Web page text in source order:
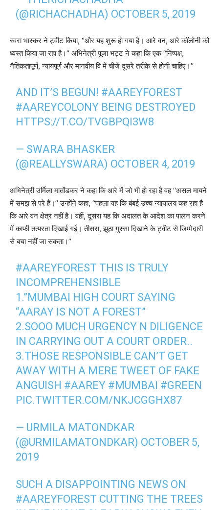
(@RICHACHADHA) OCTOBER 5, 2019
स्वरा भास्कर ने ट्वीट किया, ‘‘और यह शुरू हो गया है। आरे वन, आरे कॉलोनी को
ध्वस्त किया जा रहा है।’’ अभिनेत्री पूजा भट्ट ने कहा कि एक ‘‘निष्पक्ष,
नैतिकतापूर्ण, न्यायपूर्ण और मानवीय वि में चीजें दूसरे तरीके से होनी चाहिए।’’
AND IT’S BEGUN! #AAREYFOREST
#AAREYCOLONY BEING DESTROYED
HTTPS://T.CO/TVGBPQI3W8
— SWARA BHASKER
(@REALLYSWARA) OCTOBER 4, 2019
अभिनेत्री उर्मिला मातोंडकर ने कहा कि आरे में जो भी हो रहा है वह ‘‘असल मायने
में समझ से परे हैं।’’ उन्होंने कहा, ‘‘पहला यह कि बंबई उच्च न्यायालय कह रहा है
कि आरे वन क्षेत्र नहीं है। वहीं, दूसरा यह कि अदालत के आदेश का पालन करने
में काफी तत्परता दिखाई गई। तीसरा, झूठा गुस्सा दिखाने के ट्वीट से जिम्मेदारी
से बचा नहीं जा सकता।’’
#AAREYFOREST THIS IS TRULY
INCOMPREHENSIBLE
1.”MUMBAI HIGH COURT SAYING
“AARAY IS NOT A FOREST”
2.SOOO MUCH URGENCY N DILIGENCE
IN CARRYING OUT A COURT ORDER..
3.THOSE RESPONSIBLE CAN’T GET
AWAY WITH A MERE TWEET OF FAKE
ANGUISH #AAREY #MUMBAI #GREEN
PIC.TWITTER.COM/NKJCGGHX87
— URMILA MATONDKAR
(@URMILAMATONDKAR) OCTOBER 5,
2019
SUCH A DISAPPOINTING NEWS ON
#AAREYFOREST CUTTING THE TREES